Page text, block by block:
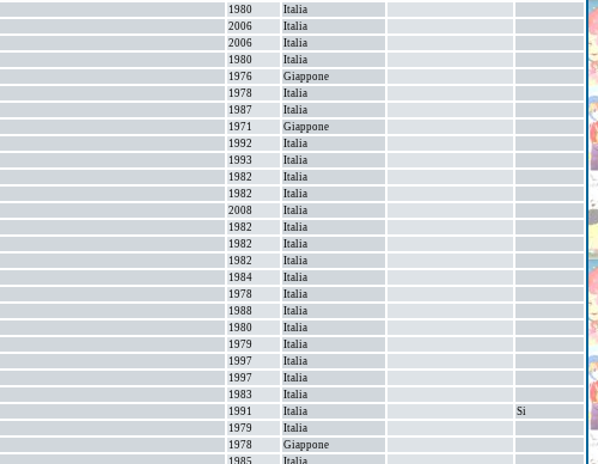
1980
Italia
2006
Italia
2006
Italia
1980
Italia
1976
Giappone
1978
Italia
1987
Italia
1971
Giappone
1992
Italia
1993
Italia
1982
Italia
1982
Italia
2008
Italia
1982
Italia
1982
Italia
1982
Italia
1984
Italia
1978
Italia
1988
Italia
1980
Italia
1979
Italia
1997
Italia
1997
Italia
1983
Italia
1991 Italia
Si
1979
Italia
1978
Giappone
1985 Italia